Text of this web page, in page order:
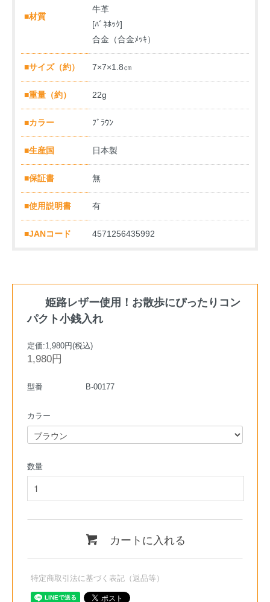
■材質
牛革
[ﾊﾞﾈﾎｯｸ]
合金（合金ﾒｯｷ）
■サイズ（約） 7×7×1.8㎝
■重量（約） 22g
■カラー ﾌﾞﾗｳﾝ
■生産国 日本製
■保証書 無
■使用説明書 有
■JANコード 4571256435992
姫路レザー使用！お散歩にぴったりコン
パクト小銭入れ
定価:1,980円(税込)
1,980円
型番 B-00177
カラー
数量
カートに入れる
特定商取引法に基づく表記（返品等）